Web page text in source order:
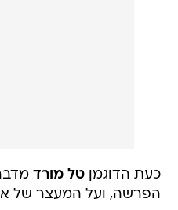
כעת הדוגמןטל מורד
הפרשה, ועל המעצר של